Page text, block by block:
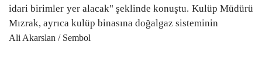
İletişim
idari birimler yer alacak" şeklinde konuştu. Kulüp Müdürü
Mızrak, ayrıca kulüp binasına doğalgaz sisteminin
Ali Akarslan / Sembol